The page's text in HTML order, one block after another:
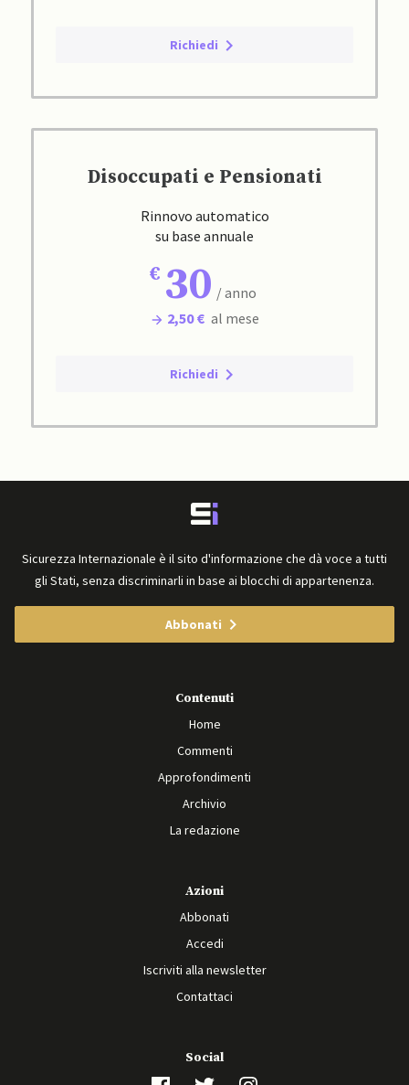
Richiedi
Disoccupati e Pensionati
Rinnovo automatico
su base annuale
30 / anno
2,50 € al mese
Richiedi
Sicurezza Internazionale è il sito d'informazione che dà voce a tutti
gli Stati, senza discriminarli in base ai blocchi di appartenenza.
Abbonati
Contenuti
Home
Commenti
Approfondimenti
Archivio
La redazione
Azioni
Abbonati
Accedi
Iscriviti alla newsletter
Contattaci
Social